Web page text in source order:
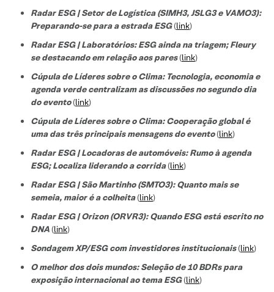
Radar ESG | Setor de Logística (SIMH3, JSLG3 e VAMO3):
Preparando-se para a estrada ESG(link)
Radar ESG | Laboratórios: ESG ainda na triagem; Fleury
se destacando em relação aos pares(link)
Cúpula de Líderes sobre o Clima: Tecnologia, economia e
agenda verde centralizam as discussões no segundo dia
do evento(link)
Cúpula de Líderes sobre o Clima: Cooperação global é
uma das três principais mensagens do evento(link)
Radar ESG | Locadoras de automóveis: Rumo à agenda
ESG; Localiza liderando a corrida(link)
Radar ESG | São Martinho (SMTO3): Quanto mais se
semeia, maior é a colheita(link)
Radar ESG | Orizon (ORVR3): Quando ESG está escrito no
DNA(link)
Sondagem XP/ESG com investidores institucionais(link)
O melhor dos dois mundos: Seleção de 10 BDRs para
exposição internacional ao tema ESG(link)